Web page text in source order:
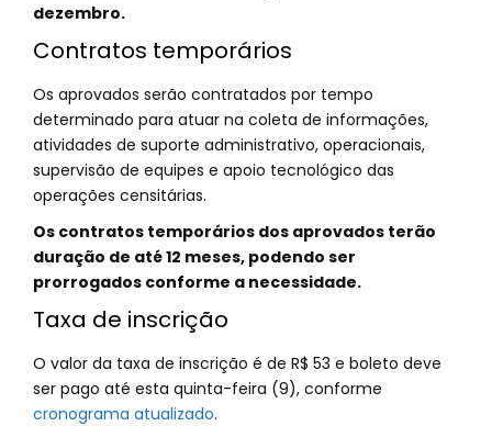
dezembro.
Contratos temporários
Os aprovados serão contratados por tempo
determinado para atuar na coleta de informações,
atividades de suporte administrativo, operacionais,
supervisão de equipes e apoio tecnológico das
operações censitárias.
Os contratos temporários dos aprovados terão
duração de até 12 meses, podendo ser
prorrogados conforme a necessidade.
Taxa de inscrição
O valor da taxa de inscrição é de R$ 53 e boleto deve
ser pago até esta quinta-feira (9), conforme
cronograma atualizado.